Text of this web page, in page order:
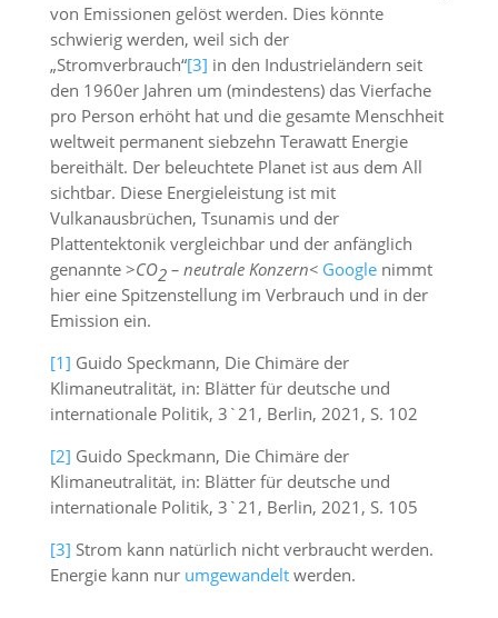
von Emissionen gelöst werden. Dies könnte
schwierig werden, weil sich der
„Stromverbrauch“[3] in den Industrieländern seit
den 1960er Jahren um (mindestens) das Vierfache
pro Person erhöht hat und die gesamte Menschheit
weltweit permanent siebzehn Terawatt Energie
bereithält. Der beleuchtete Planet ist aus dem All
sichtbar. Diese Energieleistung ist mit
Vulkanausbrüchen, Tsunamis und der
Plattentektonik vergleichbar und der anfänglich
genannte >CO2– neutrale Konzern<Googlenimmt
hier eine Spitzenstellung im Verbrauch und in der
Emission ein.
[1] Guido Speckmann, Die Chimäre der
Klimaneutralität, in: Blätter für deutsche und
internationale Politik, 3`21, Berlin, 2021, S. 102
[2] Guido Speckmann, Die Chimäre der
Klimaneutralität, in: Blätter für deutsche und
internationale Politik, 3`21, Berlin, 2021, S. 105
[3] Strom kann natürlich nicht verbraucht werden.
Energie kann nurumgewandeltwerden.